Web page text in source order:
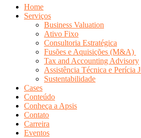
Home
Serviços
Business Valuation
Ativo Fixo
Consultoria Estratégica
Fusões e Aquisições (M&A)
Tax and Accounting Advisory
Assistência Técnica e Perícia
Sustentabilidade
Cases
Conteúdo
Conheça a Apsis
Contato
Carreira
Eventos